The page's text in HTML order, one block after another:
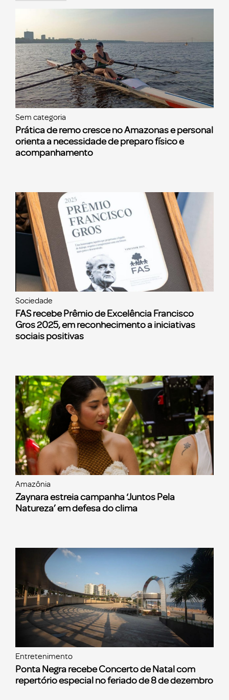
Sem categoria
Prática de remo cresce no Amazonas e personal
orienta a necessidade de preparo físico e
acompanhamento
Sociedade
FAS recebe Prêmio de Excelência Francisco
Gros 2025, em reconhecimento a iniciativas
sociais positivas
Amazônia
Zaynara estreia campanha ‘Juntos Pela
Natureza’ em defesa do clima
Entretenimento
Ponta Negra recebe Concerto de Natal com
repertório especial no feriado de 8 de dezembro